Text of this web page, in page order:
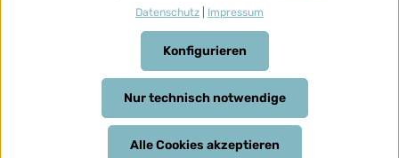
Datenschutz
Impressum
Nur technisch notwendige
Konfigurieren
Alle Cookies akzeptieren